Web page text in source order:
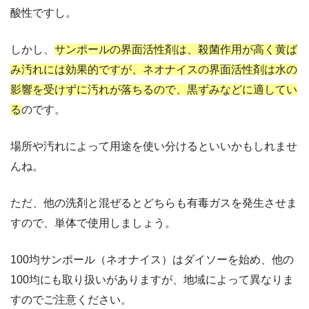
酸性ですし。
しかし、 サンポールの界面活性剤は、殺菌作用が高く黄ば
み汚れには効果的ですが、ネオナイスの界面活性剤は水の
影響を受けずに汚れが落ちるので、黒ずみなどに適してい
るのです。
場所や汚れによって用途を使い分けるといいかもしれませ
んね。
ただ、他の洗剤と混ぜるとどちらも有毒ガスを発生させま
すので、単体で使用しましょう。
100均サンポール（ネオナイス）はダイソーを始め、他の
100均にも取り扱いがありますが、地域によって異なりま
すのでご注意ください。